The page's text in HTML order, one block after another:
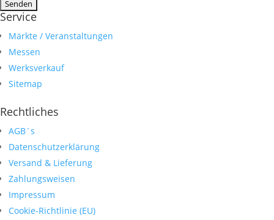
Service
Märkte / Veranstaltungen
Messen
Werksverkauf
Sitemap
Rechtliches
AGB´s
Datenschutzerklärung
Versand & Lieferung
Zahlungsweisen
Impressum
Cookie-Richtlinie (EU)